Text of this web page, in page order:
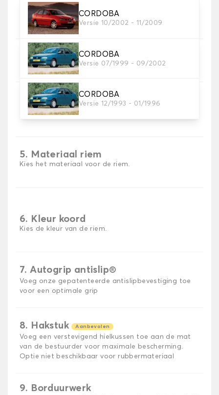
CORDOBA
Versie 10/2002 - 11/2009
CORDOBA
Versie 07/1999 - 09/2002
CORDOBA
Versie 12/1993 - 01/1996
2. Materiaal
Kies het materiaal van uw automatten
3. Aantal matten
Selecteer het aantal automatten dat je nodig hebt.
4. Tapijt kleuren
Kies de kleur van je tapijt ..
5. Materiaal riem
Kies het materiaal voor de riem.
6. Kleur koord
Kies de kleur van de riem.
7. Autogrip antislip®
Voeg onze gepatenteerde antislipbevestiging toe
voor een optimale grip
8. Hakstuk Aanbevolen
Voeg een verstevigend hielkussen toe aan de mat
van de bestuurder voor maximale bescherming.
Optie niet beschikbaar voor rubbermateriaal
9. Borduurwerk